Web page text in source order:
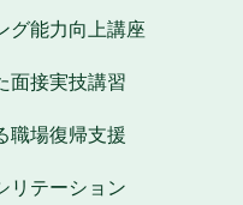
グ能力向上講座
面接実技講習
職場復帰支援
リテーション